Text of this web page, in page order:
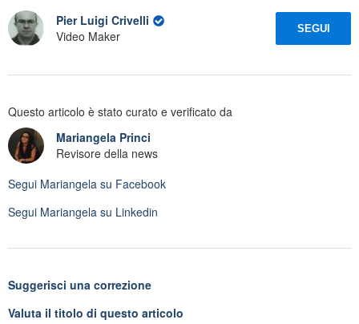
Pier Luigi Crivelli
Video Maker
SEGUI
Questo articolo è stato curato e verificato da
Mariangela Princi
Revisore della news
Segui Mariangela su Facebook
Segui Mariangela su Linkedin
Suggerisci una correzione
Valuta il titolo di questo articolo